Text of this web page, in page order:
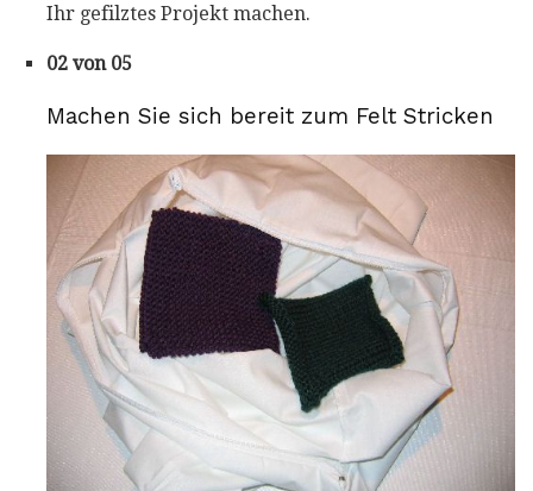
Ihr gefilztes Projekt machen.
02 von 05
Machen Sie sich bereit zum Felt Stricken